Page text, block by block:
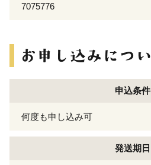
7075776
申込条件
何度も申し込み可
発送期日